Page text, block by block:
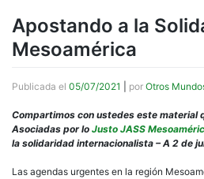
Apostando a la
Mesoamérica
Publicada el 05/07/2021 por Otros
Compartimos con ustedes este material
Asociadas por lo Justo JASS
la solidaridad internacionalista – A 2 de
Las agendas urgentes en la región